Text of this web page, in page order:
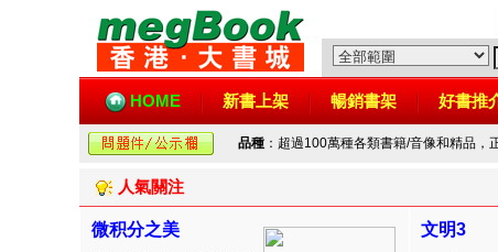
HOME 新書上架 暢銷書架 好書推
品種 ：超過100萬種各類書籍/音像和精品，
人氣關注
微积分之美 文明3